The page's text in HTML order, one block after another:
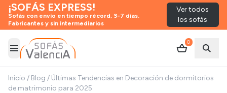
¡SOFÁS EXPRESS!
Sofás con envío en tiempo récord, 3-7 días.
Fabricantes y sin intermediarios
Ver todos
los sofás
Abrir menú
0
Inicio / Blog / Últimas Tendencias en Decoración de dormitorios
de matrimonio para 2025